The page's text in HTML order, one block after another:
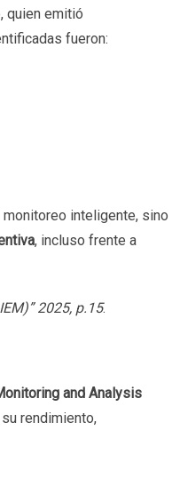
quien emitió
fueron:
inteligente, sino
, incluso frente a
2025, p.15.
and Analysis
rendimiento,